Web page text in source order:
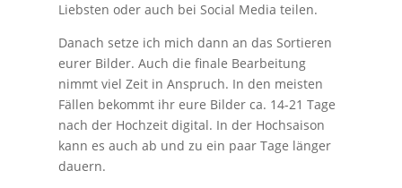
Liebsten oder auch bei Social Media teilen.
Danach setze ich mich dann an das Sortieren
eurer Bilder. Auch die finale Bearbeitung
nimmt viel Zeit in Anspruch. In den meisten
Fällen bekommt ihr eure Bilder ca. 14-21 Tage
nach der Hochzeit digital. In der Hochsaison
kann es auch ab und zu ein paar Tage länger
dauern.